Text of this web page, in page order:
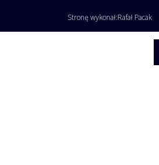
Stronę wykonał:Rafał Pacak